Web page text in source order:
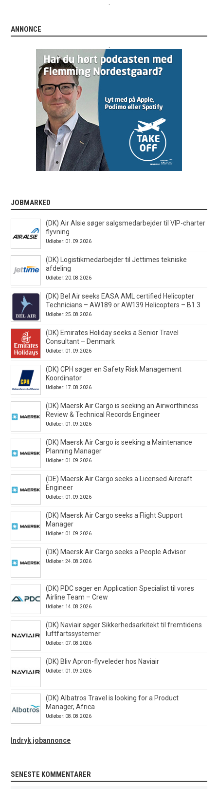
ANNONCE
JOBMARKED
(DK) Air Alsie søger salgsmedarbejder til VIP-charter
flyvning
Udløber: 01.09.2026
(DK) Logistikmedarbejder til Jettimes tekniske
afdeling
Udløber: 20.08.2026
(DK) Bel Air seeks EASA AML certified Helicopter
Technicians – AW189 or AW139 Helicopters – B1.3
Udløber: 25.08.2026
(DK) Emirates Holiday seeks a Senior Travel
Consultant – Denmark
Udløber: 01.09.2026
(DK) CPH søger en Safety Risk Management
Koordinator
Udløber: 17.08.2026
(DK) Maersk Air Cargo is seeking an Airworthiness
Review & Technical Records Engineer
Udløber: 01.09.2026
(DK) Maersk Air Cargo is seeking a Maintenance
Planning Manager
Udløber: 01.09.2026
(DE) Maersk Air Cargo seeks a Licensed Aircraft
Engineer
Udløber: 01.09.2026
(DK) Maersk Air Cargo seeks a Flight Support
Manager
Udløber: 01.09.2026
(DK) Maersk Air Cargo seeks a People Advisor
Udløber: 24.08.2026
(DK) PDC søger en Application Specialist til vores
Airline Team – Crew
Udløber: 14.08.2026
(DK) Naviair søger Sikkerhedsarkitekt til fremtidens
luftfartssystemer
Udløber: 07.08.2026
(DK) Bliv Apron-flyveleder hos Naviair
Udløber: 01.09.2026
(DK) Albatros Travel is looking for a Product
Manager, Africa
Udløber: 08.08.2026
Indryk jobannonce
SENESTE KOMMENTARER